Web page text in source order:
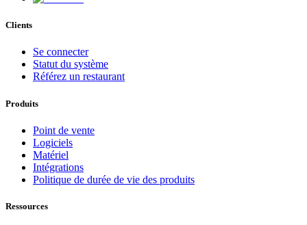
Clients
Se connecter
Statut du système
Référez un restaurant
Produits
Point de vente
Logiciels
Matériel
Intégrations
Politique de durée de vie des produits
Ressources